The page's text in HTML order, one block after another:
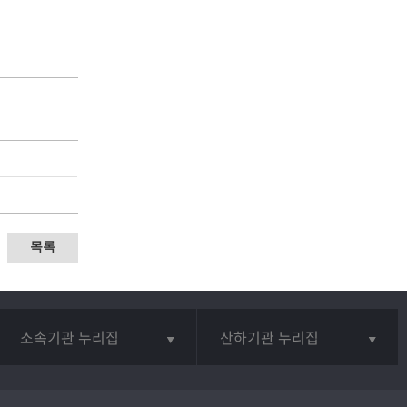
목록
소속기관 누리집 산하기관 누리집